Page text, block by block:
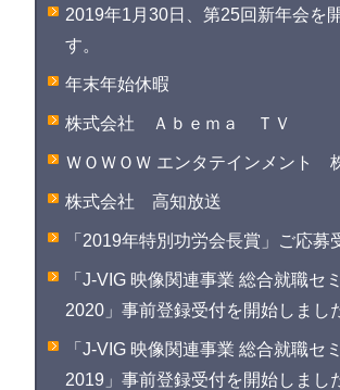
2019年1月30日、第25回新年会を
す。
年末年始休暇
株式会社 Ａｂｅｍａ ＴＶ
ＷＯＷＯＷ エンタテインメント
株式会社 高知放送
「2019年特別功労会長賞」ご応募
「J-VIG 映像関連事業 総合就職セ
2020」事前登録受付を開始しまし
「J-VIG 映像関連事業 総合就職セ
2019」事前登録受付を開始しまし